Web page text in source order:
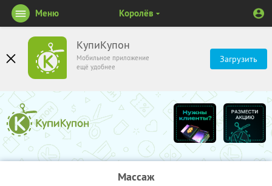
КупиКупон
Мобильное приложение
ещё удобнее
Загрузить
Меню Королёв
Массаж